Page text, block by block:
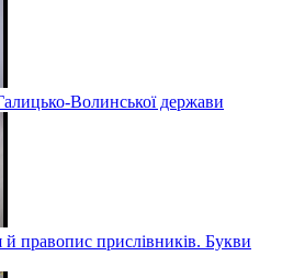
Волинської держави
правопис прислівників. Букви